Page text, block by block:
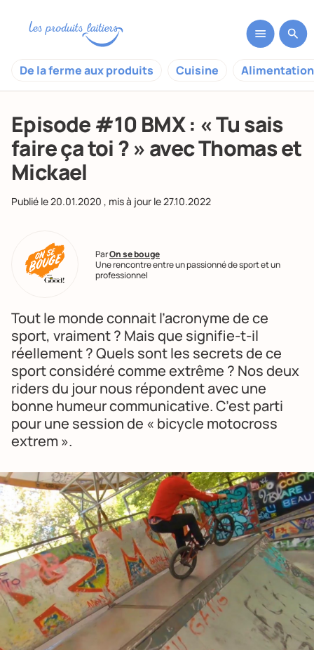
De la ferme aux produits Cuisine
Episode #10 BMX : « Tu sais
faire ça toi ? » avec Thomas et
Mickael
Publié le20.01.2020 , mis à jour le27.10.2022
ParOn se bouge
Une rencontre entre un passionné de sport et un
professionnel
Tout le monde connait l’acronyme de ce
sport, vraiment ? Mais que signifie-t-il
réellement ? Quels sont les secrets de ce
sport considéré comme extrême ? Nos deux
riders du jour nous répondent avec une
bonne humeur communicative. C’est parti
pour une session de « bicycle motocross
extrem ».